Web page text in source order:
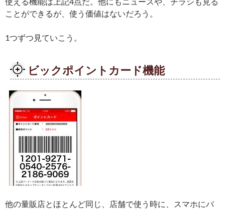
ことができるが、使う価値はないだろう。
1つずつ見ていこう。
ビックポイントカード機能
他の量販店とほとんど同じ、店舗で使う時に、スマホにバ